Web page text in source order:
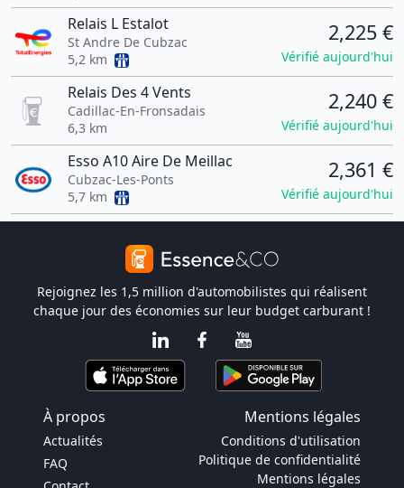
Relais L Estalot
St Andre De Cubzac
5,2 km
2,225 €
Vérifié aujourd'hui
Relais Des 4 Vents
Cadillac-En-Fronsadais
6,3 km
2,240 €
Vérifié aujourd'hui
Esso A10 Aire De Meillac
Cubzac-Les-Ponts
5,7 km
2,361 €
Vérifié aujourd'hui
Rejoignez les 1,5 million d'automobilistes qui réalisent
chaque jour des économies sur leur budget carburant !
À propos Mentions légales
Actualités
FAQ
Conditions d'utilisation
Politique de confidentialité
Mentions légales